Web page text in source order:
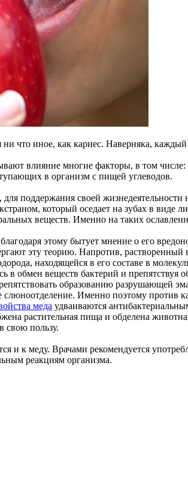
что иное, как кариес. Наверняка,
влияние многие факторы, в том
в организм с пищей углеводов.
поддержания своей
который оседает на зубах в виде
веществ. Именно на таких
этому бытует мнение о его
эту теорию. Напротив,
находящейся в его составе в
в обмен веществ бактерий и препятствуя
образованию разрушающей
Именно поэтому против
меда удваиваются
растительная пища и обделена
свою пользу.
и к меду. Врачами рекомендуется
реакциям организма.